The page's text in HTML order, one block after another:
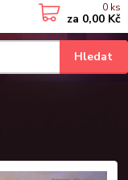
Hledat
0 ks
za 0,00 Kč